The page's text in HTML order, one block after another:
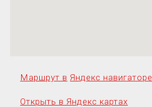
Маршрут в Яндекс навигаторе
Открыть в Яндекс картах